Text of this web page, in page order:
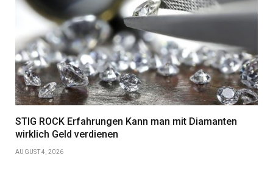
STIG ROCK Erfahrungen Kann man mit Diamanten
wirklich Geld verdienen
AUGUST 4, 2026